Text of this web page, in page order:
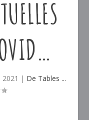
| De Tables ...